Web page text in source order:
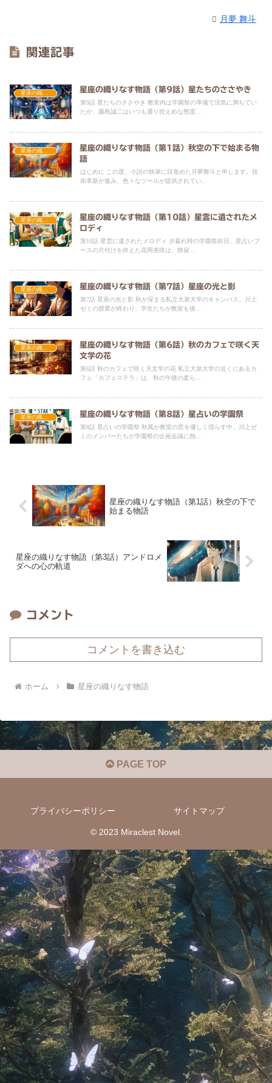
月夢 舞斗
関連記事
星座の織りなす物語（第9話）星たちのささやき
第9話 星たちのささやき 教室内は学園祭の準備で活気に満ちてい
たが、藤島誠二はいつも通り控えめな態度...
星座の織りなす物語
星座の織りなす物語（第1話）秋空の下で始まる物
語
はじめに この度、小説の執筆に目覚めた月夢舞斗と申します。技
術革新が進み、色々なツールが提供されてい...
星座の織りなす物語
星座の織りなす物語（第10話）星雲に遺されたメ
ロディ
第10話 星雲に遺されたメロディ 夕暮れ時の学園祭前日、星占いブ
ースの片付けを終えた花岡美咲は、静寂...
星座の織りなす物語 星座の織りなす物語（第7話）星座の光と影
第7話 星座の光と影 秋が深まる私立大泉大学のキャンパス。川上
ゼミの授業が終わり、学生たちが教室を後...
星座の織りなす物語
星座の織りなす物語（第6話）秋のカフェで咲く天
文学の花
第6話 秋のカフェで咲く天文学の花 私立大泉大学の近くにあるカ
フェ「カフェステラ」は、秋の午後の柔ら...
星座の織りなす物語 星座の織りなす物語（第8話）星占いの学園祭
第8話 星占いの学園祭 秋風が教室の窓を優しく揺らす中、川上ゼ
ミのメンバーたちが学園祭の企画会議に熱...
星座の織りなす物語（第1話）秋空の下で
始まる物語
星座の織りなす物語（第3話）アンドロメ
ダへの心の軌道
コメント
コメントを書き込む
ホーム 星座の織りなす物語
PAGE TOP
プライバシーポリシー サイトマップ
© 2023 Miraclest Novel.